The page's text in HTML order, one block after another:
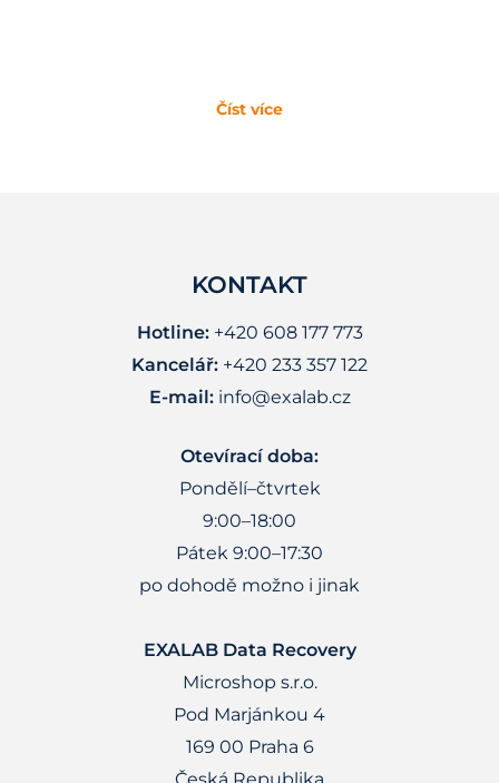
Číst více
KONTAKT
Hotline:+420 608 177 773
Kancelář: +420 233 357 122
E-mail: info@exalab.cz
Otevírací doba:
Pondělí–čtvrtek
9:00–18:00
Pátek 9:00–17:30
po dohodě možno i jinak
EXALAB Data Recovery
Microshop s.r.o.
Pod Marjánkou 4
169 00 Praha 6